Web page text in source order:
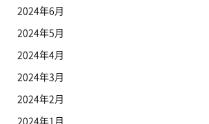
2024年6月
2024年5月
2024年4月
2024年3月
2024年2月
2024年1月